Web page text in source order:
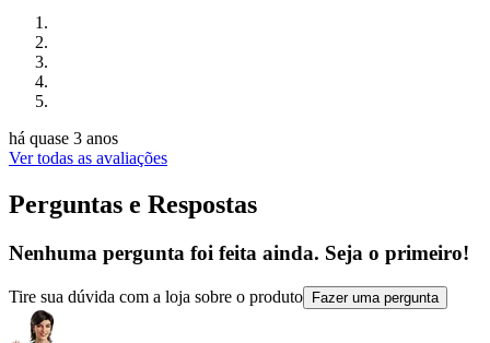
há quase 3 anos
Ver todas as avaliações
Perguntas e Respostas
Nenhuma pergunta foi feita ainda. Seja o primeiro!
Tire sua dúvida com a loja sobre o produto Fazer uma pergunta